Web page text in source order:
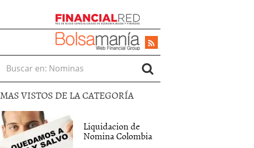
Buscar en:
MAS VISTOS DE LA CATEGORÍA
Liquidacion de
Nomina Colombia